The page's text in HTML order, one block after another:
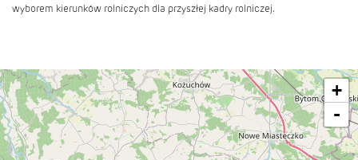
wyborem kierunków rolniczych dla przyszłej kadry rolniczej.
+
-